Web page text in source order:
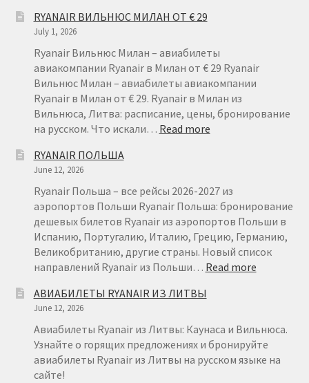
О сайте
RYANAIR ВИЛЬНЮС МИЛАН ОТ € 29
July 1, 2026
Ryanair Вильнюс Милан – авиабилеты
авиакомпании Ryanair в Милан от € 29 Ryanair
Вильнюс Милан – авиабилеты авиакомпании
Ryanair в Милан от € 29. Ryanair в Милан из
Вильнюса, Литва: расписание, цены, бронирование
на русском. Что искали… Read more:
ОТ
€
29
RYANAIR ПОЛЬША
June 12, 2026
Ryanair Польша – все рейсы 2026-2027 из
аэропортов Польши Ryanair Польша: бронирование
дешевых билетов Ryanair из аэропортов Польши в
Испанию, Португалию, Италию, Грецию, Германию,
Великобританию, другие страны. Новый список
направлений Ryanair из Польши… Read more:
АВИАБИЛЕТЫ RYANAIR ИЗ ЛИТВЫ
June 12, 2026
Авиабилеты Ryanair из Литвы: Каунаса и Вильнюса.
Узнайте о горящих предложениях и бронируйте
авиабилеты Ryanair из Литвы на русском языке на
сайте!